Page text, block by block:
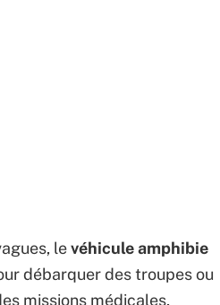
levéhicule amphibie
débarquer des troupes ou
missions médicales,